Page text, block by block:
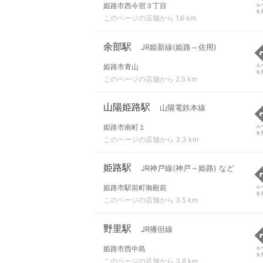
姫路市西今宿３丁目
このページの店舗から 1.6 km
ル
を
余部駅 JR姫新線(姫路～佐用)
姫路市青山
このページの店舗から 2.5 km
ル
を
山陽姫路駅 山陽電鉄本線
姫路市南町１
このページの店舗から 3.3 km
ル
を
姫路駅 JR神戸線(神戸～姫路) など
姫路市駅前町御殿前
このページの店舗から 3.5 km
ル
を
野里駅 JR播但線
姫路市西中島
このページの店舗から 3.8 km
ル
を